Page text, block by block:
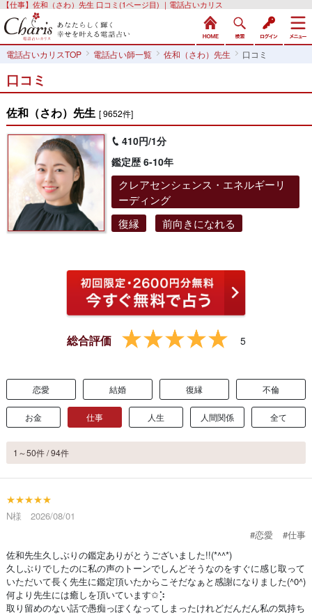
【仕事】佐和（さわ）先生 口コミ(1ページ目) ｜電話占いカリス
電話占いカリスTOP 電話占い師一覧 佐和（さわ）先生 口コミ
口コミ
佐和（さわ）先生 [ 9652件]
410円/1分
鑑定歴 6-10年
クレアセンシェンス・エネルギーリ
ーディング
復縁
前向きになれる
総合評価 5
恋愛 結婚 復縁 不倫
お金 仕事 人生 人間関係 全て
1～50件 / 94件
★★★★★
N様 2026/08/01
#恋愛
#仕事
佐和先生久しぶりの鑑定ありがとうございました!!(*^^*)
久しぶりでしたのに私の声のトーンでしんどそうなのをすぐに感じ取って
いただいて長く先生に鑑定頂いたからこそだなぁと感謝になりました(^0^)
何より先生には癒しを頂いています✩⡱
取り留めのない話で愚痴っぽくなってしまったけれどだんだん私の気持ち